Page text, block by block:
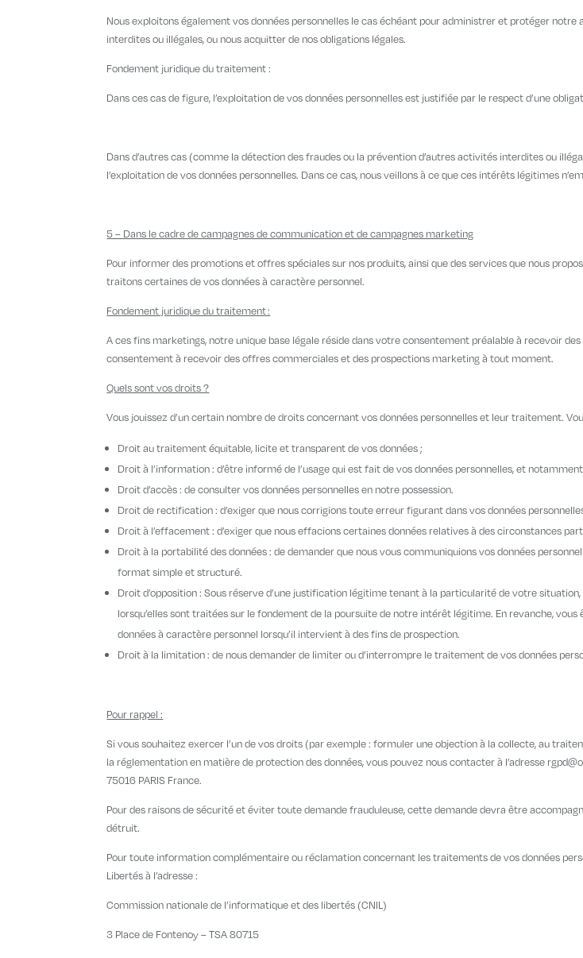
Nous exploitons également vos données personnelles le cas échéant pour administrer et protéger
interdites ou illégales, ou nous acquitter de nos obligations légales.
Fondement juridique du traitement :
Dans ces cas de figure, l’exploitation de vos données personnelles est justifiée par le respect d’une
Dans d’autres cas (comme la détection des fraudes ou la prévention d’autres activités interdites ou
l’exploitation de vos données personnelles. Dans ce cas, nous veillons à ce que ces intérêts légitimes
5 – Dans le cadre de campagnes de communication et de campagnes marketing
Pour informer des promotions et offres spéciales sur nos produits, ainsi que des services que nous
traitons certaines de vos données à caractère personnel.
Fondement juridique du traitement :
A ces fins marketings, notre unique base légale réside dans votre consentement préalable à recevoir
consentement à recevoir des offres commerciales et des prospections marketing à tout moment.
Quels sont vos droits ?
Vous jouissez d’un certain nombre de droits concernant vos données personnelles et leur traitement.
Droit au traitement équitable, licite et transparent de vos données ;
Droit à l’information : d’être informé de l’usage qui est fait de vos données personnelles, et
Droit d’accès : de consulter vos données personnelles en notre possession.
Droit de rectification : d’exiger que nous corrigions toute erreur figurant dans vos données
Droit à l’effacement : d’exiger que nous effacions certaines données relatives à des circonstances
Droit à la portabilité des données : de demander que nous vous communiquions vos données
format simple et structuré.
Droit d’opposition : Sous réserve d’une justification légitime tenant à la particularité de votre
lorsqu’elles sont traitées sur le fondement de la poursuite de notre intérêt légitime. En revanche,
données à caractère personnel lorsqu’il intervient à des fins de prospection.
Droit à la limitation : de nous demander de limiter ou d’interrompre le traitement de vos données
Pour rappel :
Si vous souhaitez exercer l’un de vos droits (par exemple : formuler une objection à la collecte, au
la réglementation en matière de protection des données, vous pouvez nous contacter à l’adresse
75016 PARIS France.
Pour des raisons de sécurité et éviter toute demande frauduleuse, cette demande devra être
détruit.
Pour toute information complémentaire ou réclamation concernant les traitements de vos données
Libertés à l’adresse :
Commission nationale de l’informatique et des libertés (CNIL)
3 Place de Fontenoy – TSA 80715